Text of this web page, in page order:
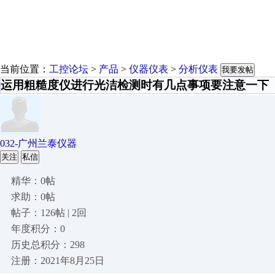
当前位置： 工控论坛 > 产品 > 仪器仪表 > 分析仪表 我要发帖
运用粗糙度仪进行光洁检测时有几点事项要注意一下
032-广州兰泰仪器
关注 私信
精华：0帖
求助：0帖
帖子：126帖 | 2回
年度积分：0
历史总积分：298
注册：2021年8月25日